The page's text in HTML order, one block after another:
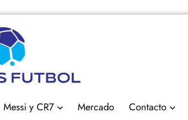
Messi y CR7 Mercado Contacto